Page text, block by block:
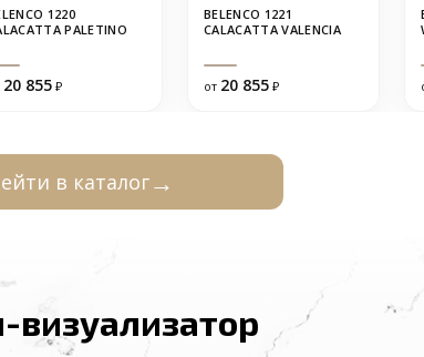
1220
PALETINO
20 855 ₽
BELENCO 1221
CALACATTA VALENCIA
от 20 855 ₽
в каталог
визуализатор